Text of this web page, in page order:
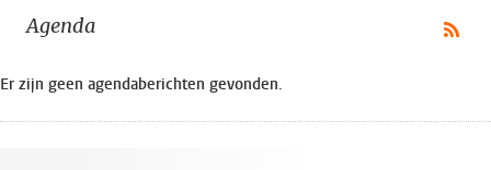
Agenda
Er zijn geen agendaberichten gevonden.